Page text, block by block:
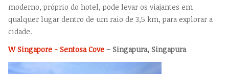
moderno, próprio do hotel, pode levar os viajantes em
qualquer lugar dentro de um raio de 3,5 km, para explorar a
cidade.
W Singapore - Sentosa Cove – Singapura, Singapura